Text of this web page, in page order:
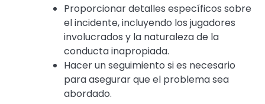
Proporcionar detalles específicos sobre
el incidente, incluyendo los jugadores
involucrados y la naturaleza de la
conducta inapropiada.
Hacer un seguimiento si es necesario
para asegurar que el problema sea
abordado.